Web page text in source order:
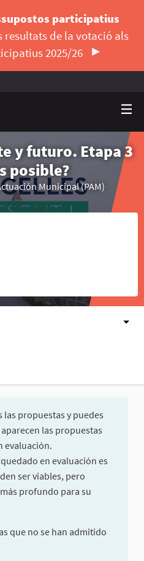
participatius
resultats de la votació als
2025/26
y futuro. Etapa 3
posible?
Municipal (PAM)
las propuestas y puedes
las propuestas
evaluación.
en evaluación es
ser viables, pero
profundo para su
que no se han admitido